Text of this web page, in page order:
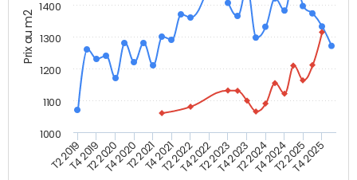
Prix au m2
T2 2019T4 2019T2 2020T4 2020T2 2021T4 2021T2 2022T4 2022T2 2023T4 2023T2 2024T4 2024T2 2025T4 2025
1000
1100
1200
1300
1400